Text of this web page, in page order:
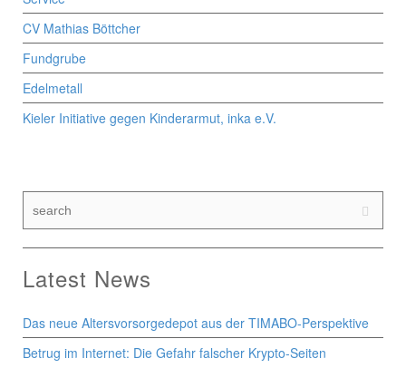
CV Mathias Böttcher
Fundgrube
Edelmetall
Kieler Initiative gegen Kinderarmut, inka e.V.
Latest News
Das neue Altersvorsorgedepot aus der TIMABO-Perspektive
Betrug im Internet: Die Gefahr falscher Krypto-Seiten